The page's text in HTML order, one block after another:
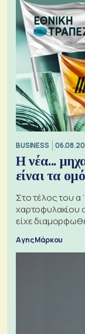
BUSINESS
Η νέα...
είναι τα
Στο τέλος του
χαρτοφυλακίου
είχε
Αγης Μάρκου